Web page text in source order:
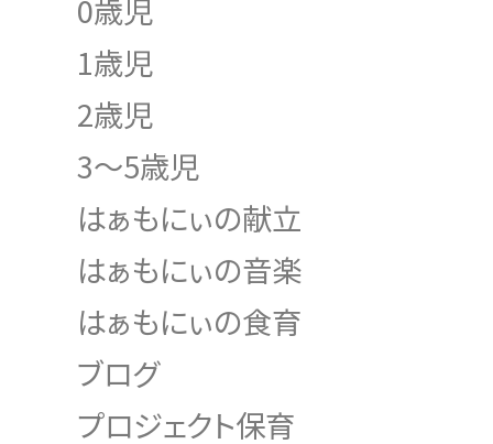
0歳児
1歳児
2歳児
3～5歳児
はぁもにぃの献立
はぁもにぃの音楽
はぁもにぃの食育
ブログ
プロジェクト保育